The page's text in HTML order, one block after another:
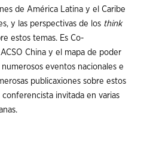
de América Latina y el Caribe
y las perspectivas de los think
estos temas. Es Co-
China y el mapa de poder
eventos nacionales e
publicaxiones sobre estos
invitada en varias